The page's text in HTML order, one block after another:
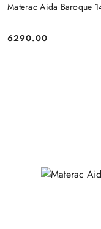
Materac Aida Baroque
Cena:
6290.00